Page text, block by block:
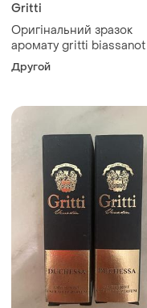
Gritti
Оригінальний зразок
аромату gritti biassanot
Другой